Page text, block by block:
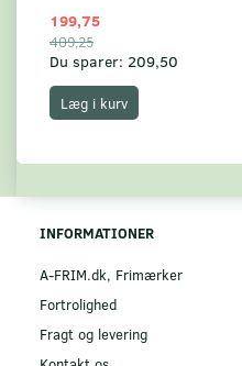
199,75
409,25
Du sparer: 209,50
Læg i kurv
INFORMATIONER
A-FRIM.dk, Frimærker
Fortrolighed
Fragt og levering